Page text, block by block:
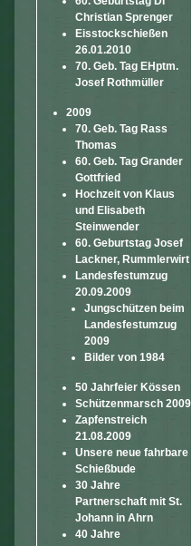
Christian Sprenger
Eisstockschießen
26.01.2010
70. Geb. Tag EHptm.
Josef Rothmüller
2009
70. Geb. Tag Rass
Thomas
60. Geb. Tag Grander
Gottfried
Hochzeit von Klaus
und Elisabeth
Steinwender
60. Geburtstag Josef
Lackner, Rummlerwirt
Landesfestumzug
20.09.2009
Jungschützen beim
Landesfestumzug
2009
Bilder von 1984
50 Jahrfeier Kössen
Schützenmarsch 2009
Zapfenstreich
21.08.2009
Unsere neue fahrbare
Schießbude
30 Jahre
Partnerschaft mit St.
Johann in Ahrn
40 Jahre